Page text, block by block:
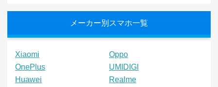
メーカー別スマホ一覧
Xiaomi
Oppo
OnePlus
UMIDIGI
Huawei
Realme